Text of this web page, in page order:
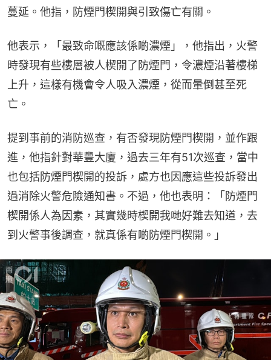
蔓延。他指，防煙門楔開與引致傷亡有關。
他表示，「最致命嘅應該係啲濃煙」，他指出，火警
時發現有些樓層被人楔開了防煙門，令濃煙沿著樓梯
上升，這樣有機會令人吸入濃煙，從而暈倒甚至死
亡。
提到事前的消防巡查，有否發現防煙門楔開，並作跟
進，他指針對華豐大廈，過去三年有51次巡查，當中
也包括防煙門楔開的投訴，處方也因應這些投訴發出
過消除火警危險通知書。不過，他也表明：「防煙門
楔開係人為因素，其實幾時楔開我哋好難去知道，去
到火警事後調查，就真係有啲防煙門楔開。」